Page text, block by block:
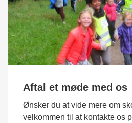
Aftal et møde med os
Ønsker du at vide mere om
velkommen til at kontakte os